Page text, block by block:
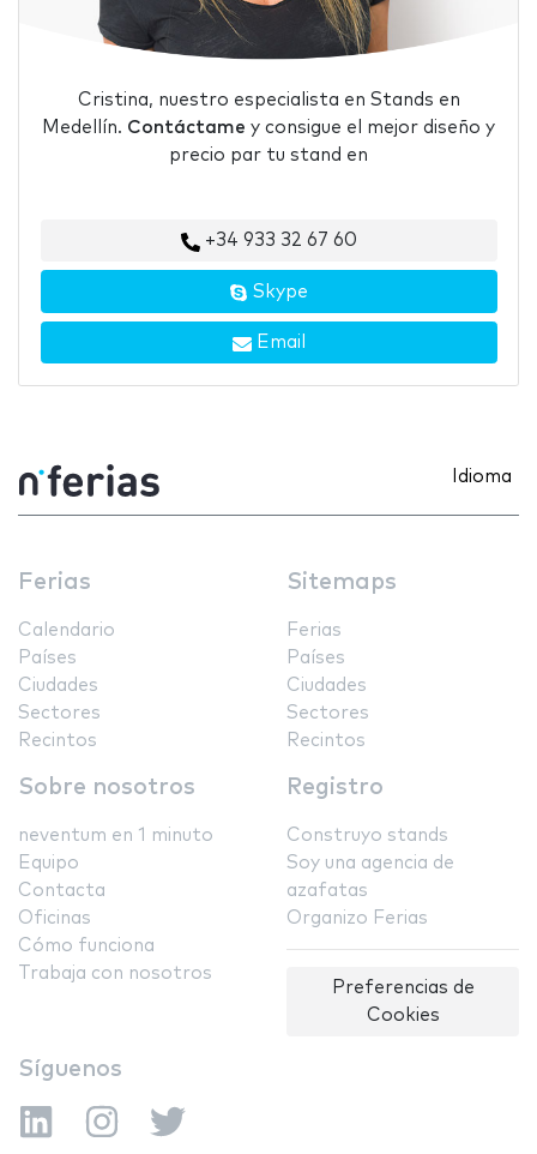
Cristina, nuestro especialista en Stands en
Medellín. Contáctame y consigue el mejor diseño y
precio par tu stand en
+34 933 32 67 60
Skype
Email
Idioma
Ferias
Calendario
Países
Ciudades
Sectores
Recintos
Sitemaps
Ferias
Países
Ciudades
Sectores
Recintos
Sobre nosotros
neventum en 1 minuto
Equipo
Contacta
Oficinas
Cómo funciona
Trabaja con nosotros
Registro
Construyo stands
Soy una agencia de
azafatas
Organizo Ferias
Preferencias de
Cookies
Síguenos